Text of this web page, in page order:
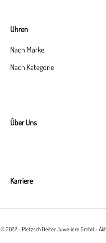
Uhren
Nach Marke
Nach Kategorie
Über Uns
Karriere
© 2022 - Pletzsch Deiter Juweliere GmbH -